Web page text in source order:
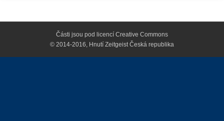
Části jsou pod licencí Creative Commons
© 2014-2016, Hnutí Zeitgeist Česká republika